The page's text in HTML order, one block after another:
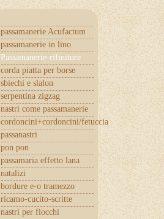
passamanerie Acufactum
passamanerie in lino
Passamanerie-rifiniture
corda piatta per borse
sbiechi e slalon
serpentina zigzag
nastri come passamanerie
cordoncini+cordoncini/fetuccia
passanastri
pon pon
passamaria effetto lana
natalizi
bordure e-o tramezzo
ricamo-cucito-scritte
nastri per fiocchi